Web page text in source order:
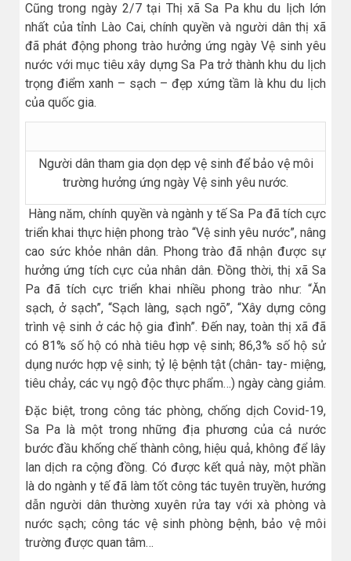
Cũng trong ngày 2/7 tại Thị xã Sa Pa khu du lịch lớn
nhất của tỉnh Lào Cai, chính quyền và người dân thị xã
đã phát động phong trào hưởng ứng ngày Vệ sinh yêu
nước với mục tiêu xây dựng Sa Pa trở thành khu du lịch
trọng điểm xanh – sạch – đẹp xứng tầm là khu du lịch
của quốc gia.
Người dân tham gia dọn dẹp vệ sinh để bảo vệ môi
trường hưởng ứng ngày Vệ sinh yêu nước.
Hàng năm, chính quyền và ngành y tế Sa Pa đã tích cực
triển khai thực hiện phong trào “Vệ sinh yêu nước”, nâng
cao sức khỏe nhân dân. Phong trào đã nhận được sự
hưởng ứng tích cực của nhân dân. Đồng thời, thị xã Sa
Pa đã tích cực triển khai nhiều phong trào như: “Ăn
sạch, ở sạch”, “Sạch làng, sạch ngõ”, “Xây dựng công
trình vệ sinh ở các hộ gia đình”. Đến nay, toàn thị xã đã
có 81% số hộ có nhà tiêu hợp vệ sinh; 86,3% số hộ sử
dụng nước hợp vệ sinh; tỷ lệ bệnh tật (chân- tay- miệng,
tiêu chảy, các vụ ngộ độc thực phẩm…) ngày càng giảm.
Đặc biệt, trong công tác phòng, chống dịch Covid-19,
Sa Pa là một trong những địa phương của cả nước
bước đầu khống chế thành công, hiệu quả, không để lây
lan dịch ra cộng đồng. Có được kết quả này, một phần
là do ngành y tế đã làm tốt công tác tuyên truyền, hướng
dẫn người dân thường xuyên rửa tay với xà phòng và
nước sạch; công tác vệ sinh phòng bệnh, bảo vệ môi
trường được quan tâm…